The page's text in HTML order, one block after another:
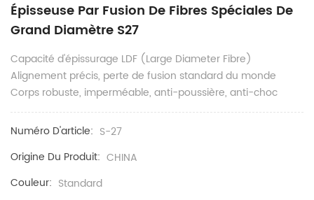
Épisseuse Par Fusion De Fibres Spéciales De
Grand Diamètre S27
Capacité d'épissurage LDF (Large Diameter Fibre)
Alignement précis, perte de fusion standard du monde
Corps robuste, imperméable, anti-poussière, anti-choc
Numéro D'article: S-27
Origine Du Produit: CHINA
Couleur: Standard